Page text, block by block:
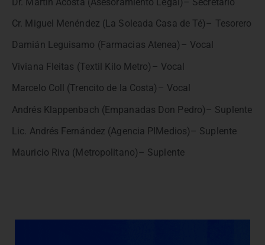
Cr. Miguel Menéndez (La Soleada Casa de Té)– Tesorero
Damián Leguisamo (Farmacias Atenea)– Vocal
Viviana Fleitas (Textil Kilo Metro)– Vocal
Marcelo Coll (Trencito de la Costa)– Vocal
Andrés Klappenbach (Empanadas Don Pedro)– Suplente
Lic. Andrés Fernández (Agencia PIMedios)– Suplente
Mauricio Riva (Metropolitano)– Suplente